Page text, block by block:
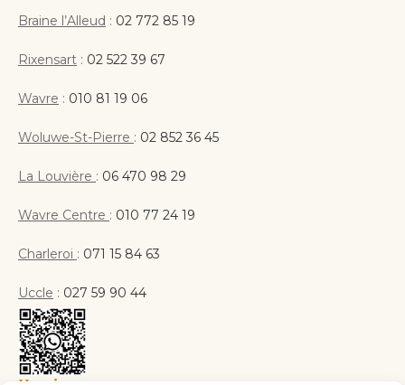
Braine l’Alleud : 02 772 85 19
Rixensart : 02 522 39 67
Wavre : 010 81 19 06
Woluwe-St-Pierre : 02 852 36 45
La Louvière : 06 470 98 29
Wavre Centre : 010 77 24 19
Charleroi : 071 15 84 63
Uccle : 027 59 90 44